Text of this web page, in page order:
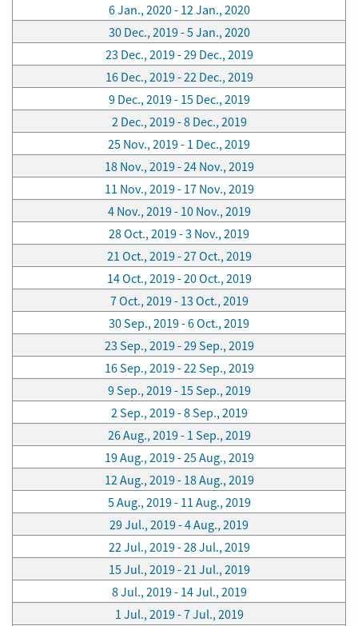
6 Jan., 2020 - 12 Jan., 2020
30 Dec., 2019 - 5 Jan., 2020
23 Dec., 2019 - 29 Dec., 2019
16 Dec., 2019 - 22 Dec., 2019
9 Dec., 2019 - 15 Dec., 2019
2 Dec., 2019 - 8 Dec., 2019
25 Nov., 2019 - 1 Dec., 2019
18 Nov., 2019 - 24 Nov., 2019
11 Nov., 2019 - 17 Nov., 2019
4 Nov., 2019 - 10 Nov., 2019
28 Oct., 2019 - 3 Nov., 2019
21 Oct., 2019 - 27 Oct., 2019
14 Oct., 2019 - 20 Oct., 2019
7 Oct., 2019 - 13 Oct., 2019
30 Sep., 2019 - 6 Oct., 2019
23 Sep., 2019 - 29 Sep., 2019
16 Sep., 2019 - 22 Sep., 2019
9 Sep., 2019 - 15 Sep., 2019
2 Sep., 2019 - 8 Sep., 2019
26 Aug., 2019 - 1 Sep., 2019
19 Aug., 2019 - 25 Aug., 2019
12 Aug., 2019 - 18 Aug., 2019
5 Aug., 2019 - 11 Aug., 2019
29 Jul., 2019 - 4 Aug., 2019
22 Jul., 2019 - 28 Jul., 2019
15 Jul., 2019 - 21 Jul., 2019
8 Jul., 2019 - 14 Jul., 2019
1 Jul., 2019 - 7 Jul., 2019